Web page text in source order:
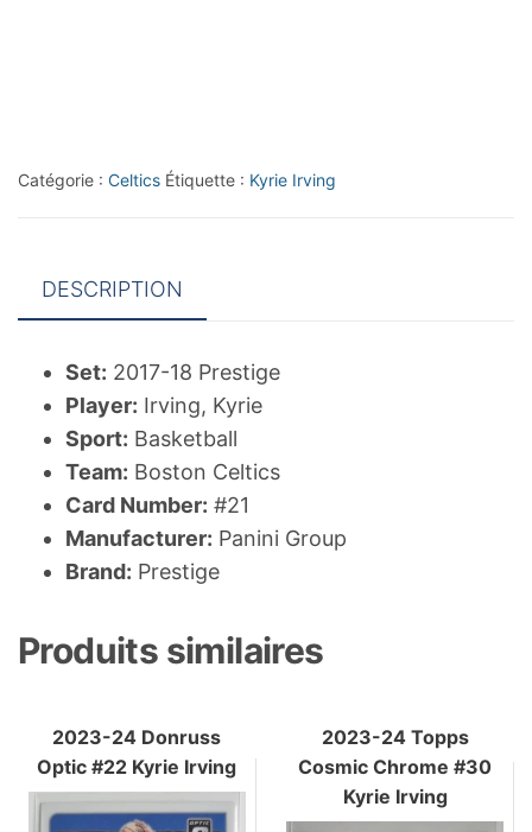
Catégorie : Celtics Étiquette : Kyrie Irving
DESCRIPTION
Set: 2017-18 Prestige
Player: Irving, Kyrie
Sport: Basketball
Team: Boston Celtics
Card Number: #21
Manufacturer: Panini Group
Brand: Prestige
Produits similaires
2023-24 Donruss
Optic #22 Kyrie Irving
2023-24 Topps
Cosmic Chrome #30
Kyrie Irving